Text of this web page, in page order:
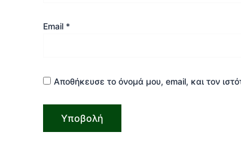
Email *
Αποθήκευσε το όνομά μου, email, και τον